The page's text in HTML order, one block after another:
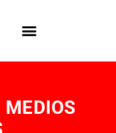
MEDIOS